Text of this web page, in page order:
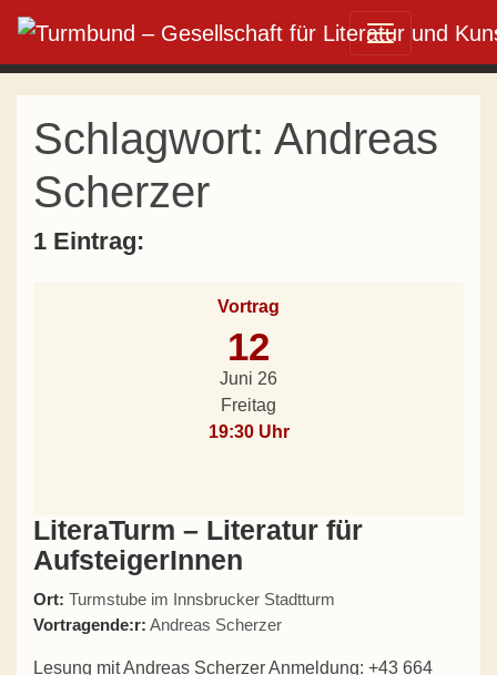
Hauptnavigation
Schlagwort: Andreas
Scherzer
1 Eintrag:
Vortrag
12
Juni 26
Freitag
19:30 Uhr
LiteraTurm – Literatur für
AufsteigerInnen
Ort: Turmstube im Innsbrucker Stadtturm
Vortragende:r: Andreas Scherzer
Lesung mit Andreas Scherzer Anmeldung: +43 664